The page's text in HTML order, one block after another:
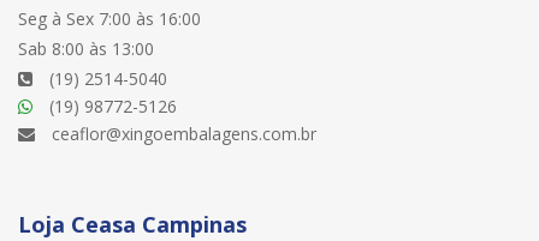
Seg à Sex 7:00 às 16:00
Sab 8:00 às 13:00
(19) 2514-5040
(19) 98772-5126
ceaflor@xingoembalagens.com.br
Loja Ceasa Campinas